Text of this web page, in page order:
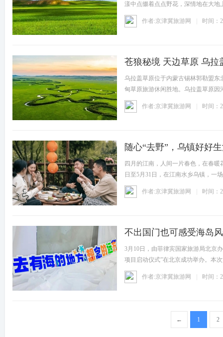
漾中点缀着点点野花，深情地在大
骏马
作者:京津冀旅游网
时间：
苍狼秘境 天边草原 乌拉
乌拉盖草原位于内蒙古锡林郭勒盟
甸草原旅游休闲胜地。乌拉盖草原因
映、
作者:京津冀旅游网
时间：
随心“去野”，乌镇好好
四月的江南，人间一片春色，在春
日至5月31日，在江南水乡乌镇，一
留
作者:京津冀旅游网
时间：
不出国门也可感受海岛
3月10日，由菲律宾国家旅游局北京
项目启动仪式”在北京成功举办。本
作者:京津冀旅游网 时间：
← 1 2